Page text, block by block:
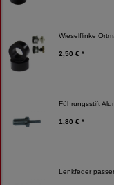
Wieselflinke
2,50 € *
Führungsstift
1,80 € *
Lenkfeder